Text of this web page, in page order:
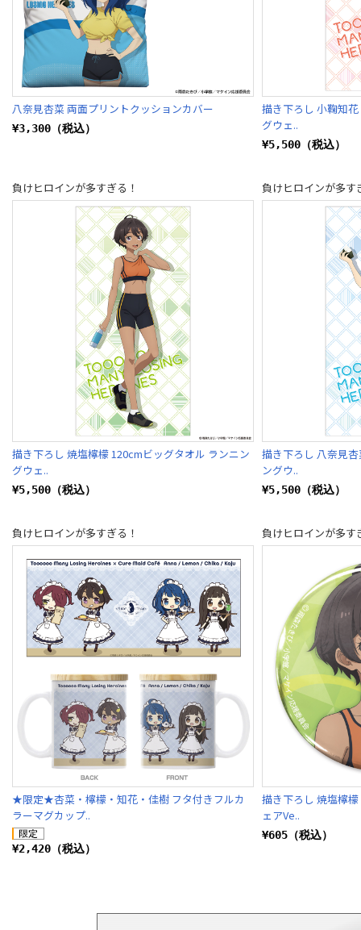
八奈見杏菜 両面プリントクッションカバー
¥3,300（税込）
描き下ろし 小鞠知
グウェ..
¥5,500（税込）
負けヒロインが多すぎる！
描き下ろし 焼塩檸檬 120cmビッグタオル ランニン
グウェ..
¥5,500（税込）
負けヒロインが多す
描き下ろし 八奈見
ングウ..
¥5,500（税込）
負けヒロインが多すぎる！
★限定★杏菜・檸檬・知花・佳樹 フタ付きフルカ
ラーマグカップ..
¥2,420（税込）
負けヒロインが多す
描き下ろし 焼塩檸
ェアVe..
¥605（税込）